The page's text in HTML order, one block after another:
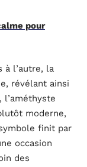
pour
à l’autre, la
révélant ainsi
l’améthyste
moderne,
finit par
occasion
des